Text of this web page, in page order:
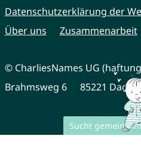
Sucht
Datenschutzerklärung der
Über uns
Zusammenarbeit
© CharliesNames UG
Brahmsweg 6
85221